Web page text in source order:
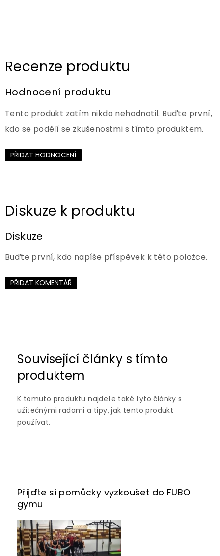
Hodnocení produktu
Tento produkt zatím nikdo nehodnotil. Buďte první,
kdo se podělí se zkušenostmi s tímto produktem.
PŘIDAT HODNOCENÍ
Diskuze
Buďte první, kdo napíše příspěvek k této položce.
PŘIDAT KOMENTÁŘ
Související články s tímto
produktem
K tomuto produktu najdete také tyto články s
užitečnými radami a tipy, jak tento produkt
používat.
Přijďte si pomůcky vyzkoušet do FUBO
gymu